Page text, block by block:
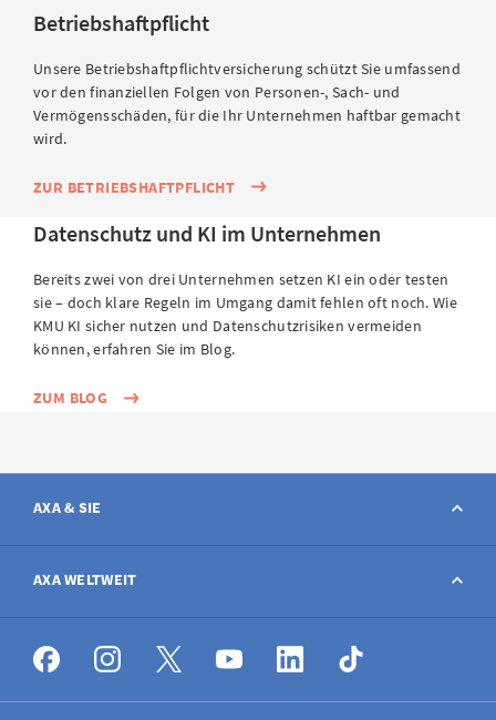
Was kostet die Rechtsschutzversicherung für
Wie melde ich einen Rechtsfall an?
Betriebshaftpflicht
Unsere Betriebshaftpflichtversicherung schützt Sie umfassend
vor den finanziellen Folgen von Personen-, Sach- und
Vermögensschäden, für die Ihr Unternehmen haftbar gemacht
wird.
ZUR BETRIEBSHAFTPFLICHT
Datenschutz und KI im Unternehmen
Bereits zwei von drei Unternehmen setzen KI ein oder testen
sie – doch klare Regeln im Umgang damit fehlen oft noch. Wie
KMU KI sicher nutzen und Datenschutzrisiken vermeiden
können, erfahren Sie im Blog.
ZUM BLOG
AXA & SIE
Kontakt
Schaden melden
Stellenangebote
AXA WELTWEIT
AXA weltweit